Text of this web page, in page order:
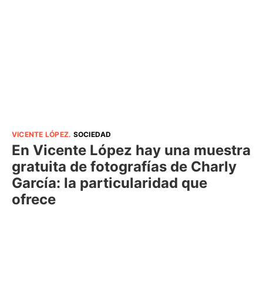
VICENTE LÓPEZ. SOCIEDAD
En Vicente López hay una muestra
gratuita de fotografías de Charly
García: la particularidad que
ofrece